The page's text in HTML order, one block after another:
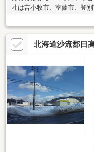
社は苫小牧市、室蘭市、登
営業エリアとしております
は賃貸営業でしたが、それ
当させていただいておりま
って仕事での成長、そして
これからも感謝の気持ちを
きます！お問い合わせをお待
北海道沙流郡日